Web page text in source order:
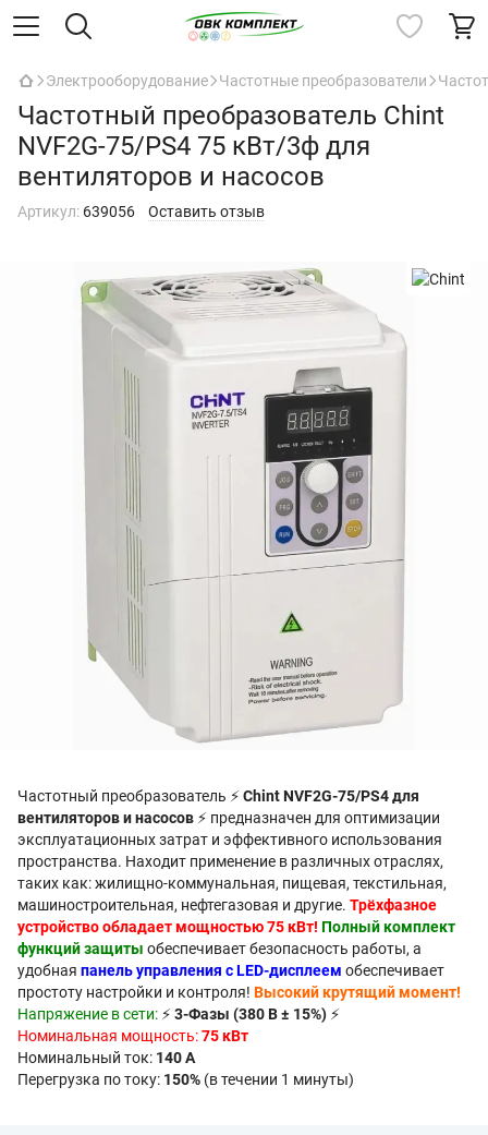
Электрооборудование Частотные преобразователи
Частотный преобразователь Chint
NVF2G-75/PS4 75 кВт/3ф для
вентиляторов и насосов
Артикул: 639056 Оставить отзыв
Частотный преобразователь ⚡ Chint NVF2G-75/PS4 для
вентиляторов и насосов ⚡ предназначен для оптимизации
эксплуатационных затрат и эффективного использования
пространства. Находит применение в различных отраслях,
таких как: жилищно-коммунальная, пищевая, текстильная,
машиностроительная, нефтегазовая и другие. Трёхфазное
устройство обладает мощностью 75 кВт! Полный комплект
функций защиты обеспечивает безопасность работы, а
удобная панель управления с LED-дисплеем обеспечивает
простоту настройки и контроля! Высокий крутящий момент!
Напряжение в сети: ⚡ 3-Фазы (380 В ± 15%) ⚡
Номинальная мощность:75 кВт
Номинальный ток: 140 А
Перегрузка по току: 150% (в течении 1 минуты)